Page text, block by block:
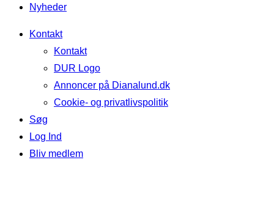
Nyheder
Kontakt
Kontakt
DUR Logo
Annoncer på Dianalund.dk
Cookie- og privatlivspolitik
Søg
Log Ind
Bliv medlem